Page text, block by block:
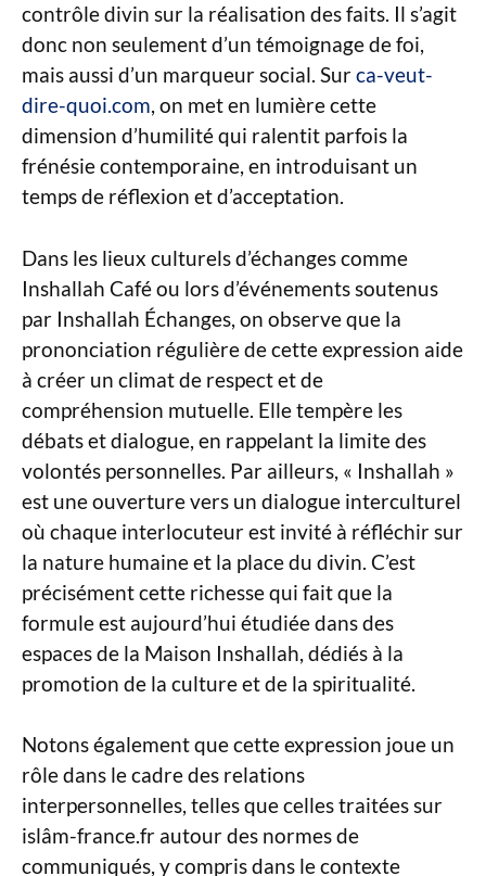
contrôle divin sur la réalisation des faits. Il s’agit
donc non seulement d’un témoignage de foi,
mais aussi d’un marqueur social. Surca-veut-
dire-quoi.com, on met en lumière cette
dimension d’humilité qui ralentit parfois la
frénésie contemporaine, en introduisant un
temps de réflexion et d’acceptation.
Dans les lieux culturels d’échanges comme
Inshallah Café ou lors d’événements soutenus
par Inshallah Échanges, on observe que la
prononciation régulière de cette expression aide
à créer un climat de respect et de
compréhension mutuelle. Elle tempère les
débats et dialogue, en rappelant la limite des
volontés personnelles. Par ailleurs, « Inshallah »
est une ouverture vers un dialogue interculturel
où chaque interlocuteur est invité à réfléchir sur
la nature humaine et la place du divin. C’est
précisément cette richesse qui fait que la
formule est aujourd’hui étudiée dans des
espaces de la Maison Inshallah, dédiés à la
promotion de la culture et de la spiritualité.
Notons également que cette expression joue un
rôle dans le cadre des relations
interpersonnelles, telles que celles traitées sur
islâm-france.fr autour des normes de
communiqués, y compris dans le contexte